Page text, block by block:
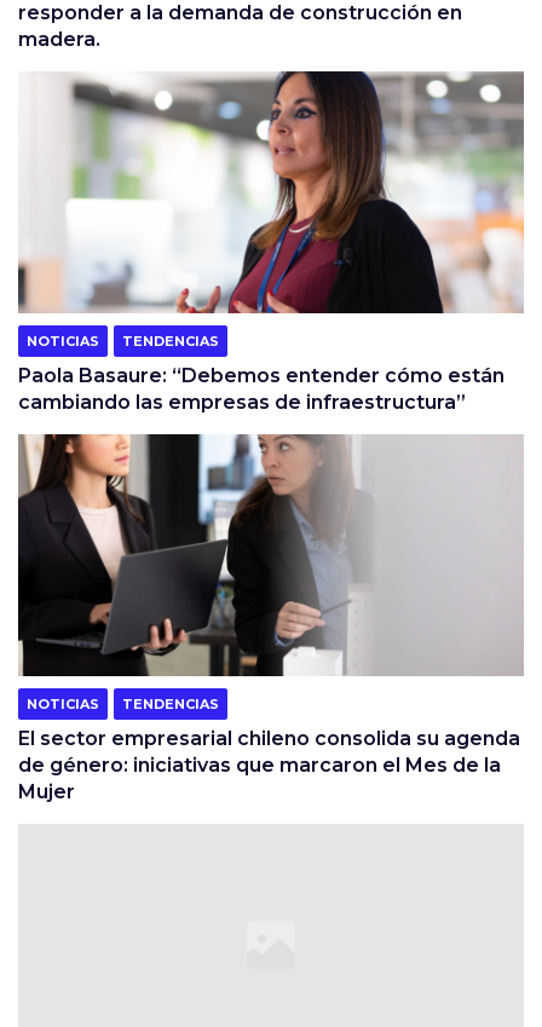
responder a la demanda de construcción en
madera.
NOTICIAS TENDENCIAS
Paola Basaure: “Debemos entender cómo están
cambiando las empresas de infraestructura”
NOTICIAS TENDENCIAS
El sector empresarial chileno consolida su agenda
de género: iniciativas que marcaron el Mes de la
Mujer